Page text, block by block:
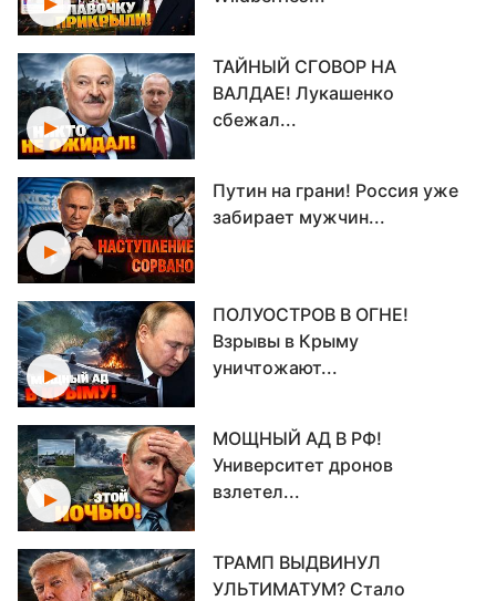
ТАЙНЫЙ СГОВОР НА
ВАЛДАЕ! Лукашенко
сбежал...
Путин на грани! Россия уже
забирает мужчин...
ПОЛУОСТРОВ В ОГНЕ!
Взрывы в Крыму
уничтожают...
МОЩНЫЙ АД В РФ!
Университет дронов
взлетел...
ТРАМП ВЫДВИНУЛ
УЛЬТИМАТУМ? Стало